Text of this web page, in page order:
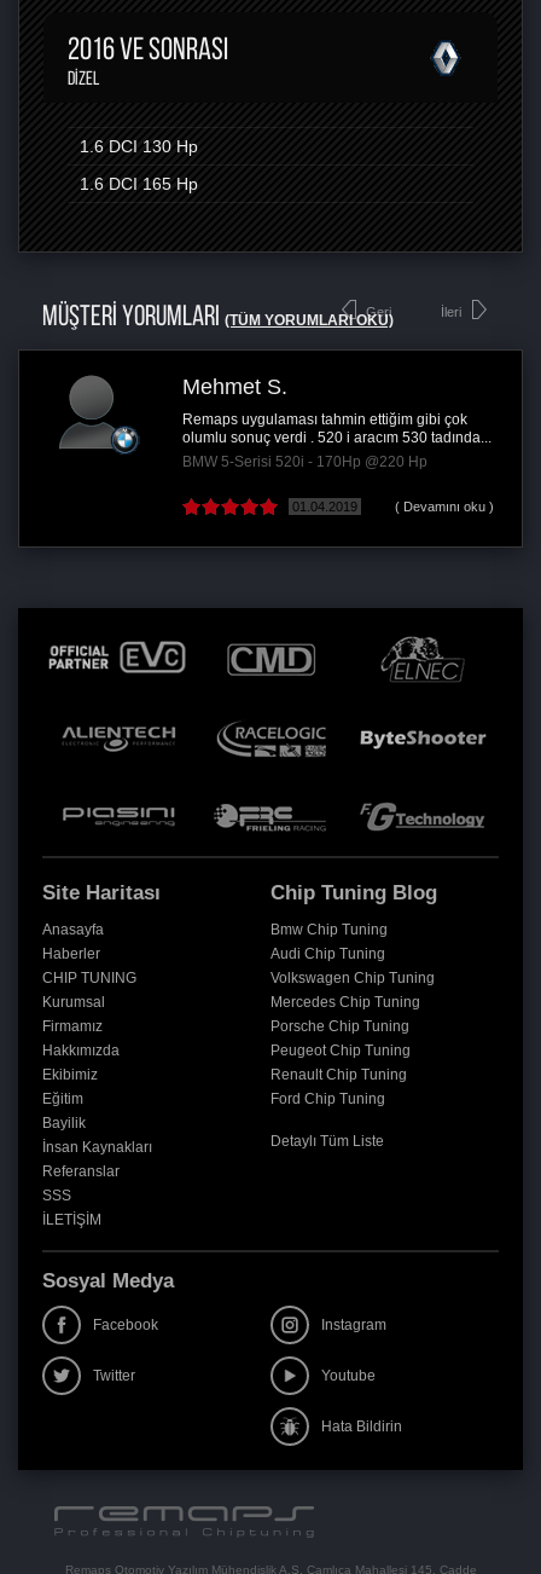
2016 VE SONRASI
DIZEL
1.6 DCI 130 Hp
1.6 DCI 165 Hp
MÜŞTERİ YORUMLARI (TÜM YORUMLARI OKU)
Geri
tahmin ettiğim gibi çok
. 520 i aracım 530 tadında...
( Devamını oku )
Çok başaralı bir
cc gibi oldu
BMW 5-Serisi 530i -
İleri
Site Haritası
Anasayfa
Haberler
CHIP TUNING
Kurumsal
Firmamız
Hakkımızda
Ekibimiz
Eğitim
Bayilik
İnsan Kaynakları
Referanslar
SSS
İLETİŞİM
Chip Tuning Blog
Bmw Chip Tuning
Audi Chip Tuning
Volkswagen Chip Tuning
Mercedes Chip Tuning
Porsche Chip Tuning
Peugeot Chip Tuning
Renault Chip Tuning
Ford Chip Tuning
Detaylı Tüm Liste
Sosyal Medya
Facebook Instagram
Twitter Youtube
Hata Bildirin
Remaps Otomotiv Yazılım Mühendislik A.Ş. Çamlıca Mahallesi 145. Cadde